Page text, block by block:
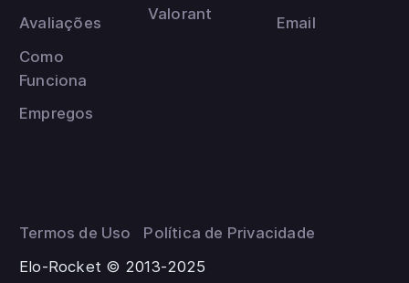
Avaliações
Como
Funciona
Empregos
Valorant
Email
Termos de Uso
Política de Privacidade
Elo-Rocket © 2013-2025